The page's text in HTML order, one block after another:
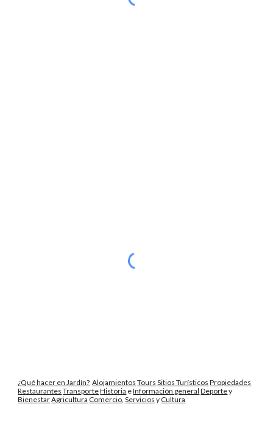
¿Qué hacer en Jardín? Alojamientos Tours Sitios Turísticos Propiedades
Restaurantes TransporteHistoria eInformación general Deportey
BienestarAgricultura Comercio,Servicios y Cultura